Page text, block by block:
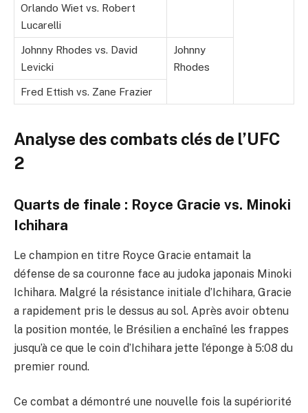
Orlando Wiet vs. Robert
Lucarelli
Johnny Rhodes vs. David
Levicki
Johnny
Rhodes
Fred Ettish vs. Zane Frazier
Analyse des combats clés de l’UFC
2
Quarts de finale : Royce Gracie vs. Minoki
Ichihara
Le champion en titre Royce Gracie entamait la
défense de sa couronne face au judoka japonais Minoki
Ichihara. Malgré la résistance initiale d’Ichihara, Gracie
a rapidement pris le dessus au sol. Après avoir obtenu
la position montée, le Brésilien a enchaîné les frappes
jusqu’à ce que le coin d’Ichihara jette l’éponge à 5:08 du
premier round.
Ce combat a démontré une nouvelle fois la supériorité